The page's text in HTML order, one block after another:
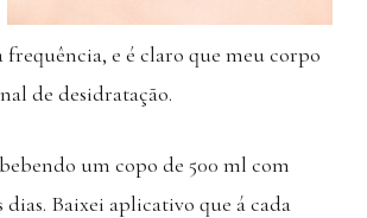
frequência, e é claro que meu corpo
de desidratação.
um copo de 500 ml com
dias. Baixei aplicativo que á cada